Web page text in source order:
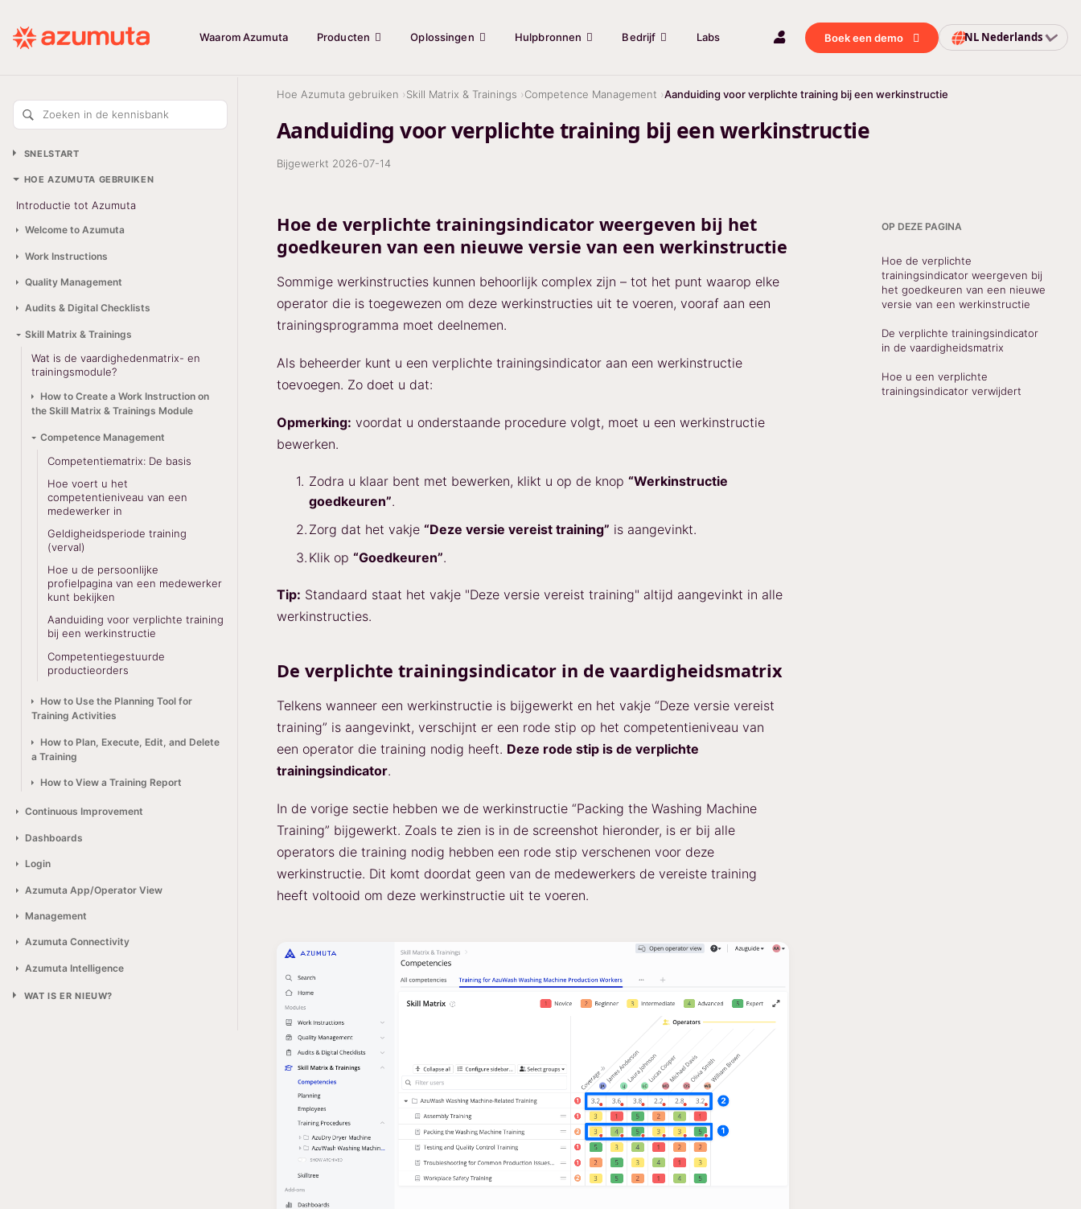
Waarom Azumuta Producten Oplossingen Hulpbronnen Bedrijf Labs Boek een demo NL Nederlands
Zoeken in de kennisbank
SNELSTART
HOE AZUMUTA GEBRUIKEN
Introductie tot Azumuta
Welcome to Azumuta
Work Instructions
Quality Management
Audits & Digital Checklists
Skill Matrix & Trainings
Wat is de vaardighedenmatrix- en
trainingsmodule?
How to Create a Work Instruction on
the Skill Matrix & Trainings Module
Competence Management
Competentiematrix: De basis
Hoe voert u het
competentieniveau van een
medewerker in
Geldigheidsperiode training
(verval)
Hoe u de persoonlijke
profielpagina van een medewerker
kunt bekijken
Aanduiding voor verplichte training
bij een werkinstructie
Competentiegestuurde
productieorders
How to Use the Planning Tool for
Training Activities
How to Plan, Execute, Edit, and Delete
a Training
How to View a Training Report
Continuous Improvement
Dashboards
Login
Azumuta App/Operator View
Management
Azumuta Connectivity
Azumuta Intelligence
WAT IS ER NIEUW?
Hoe Azumuta gebruiken Skill Matrix & Trainings Competence Management Aanduiding voor verplichte training bij een werkinstructie
Aanduiding voor verplichte training bij een werkinstructie
Bijgewerkt 2026-07-14
Hoe de verplichte trainingsindicator weergeven bij het
goedkeuren van een nieuwe versie van een werkinstructie
Sommige werkinstructies kunnen behoorlijk complex zijn – tot het punt waarop elke
operator die is toegewezen om deze werkinstructies uit te voeren, vooraf aan een
trainingsprogramma moet deelnemen.
Als beheerder kunt u een verplichte trainingsindicator aan een werkinstructie
toevoegen. Zo doet u dat:
Opmerking: voordat u onderstaande procedure volgt, moet u een werkinstructie
bewerken.
Zodra u klaar bent met bewerken, klikt u op de knop “Werkinstructie
goedkeuren”.
Zorg dat het vakje “Deze versie vereist training” is aangevinkt.
Klik op “Goedkeuren”.
Tip: Standaard staat het vakje "Deze versie vereist training" altijd aangevinkt in alle
werkinstructies.
De verplichte trainingsindicator in de vaardigheidsmatrix
Telkens wanneer een werkinstructie is bijgewerkt en het vakje “Deze versie vereist
training” is aangevinkt, verschijnt er een rode stip op het competentieniveau van
een operator die training nodig heeft. Deze rode stip is de verplichte
trainingsindicator.
In de vorige sectie hebben we de werkinstructie “Packing the Washing Machine
Training” bijgewerkt. Zoals te zien is in de screenshot hieronder, is er bij alle
operators die training nodig hebben een rode stip verschenen voor deze
werkinstructie. Dit komt doordat geen van de medewerkers de vereiste training
heeft voltooid om deze werkinstructie uit te voeren.
OP DEZE PAGINA
Hoe de verplichte
trainingsindicator weergeven bij
het goedkeuren van een nieuwe
versie van een werkinstructie
De verplichte trainingsindicator
in de vaardigheidsmatrix
Hoe u een verplichte
trainingsindicator verwijdert